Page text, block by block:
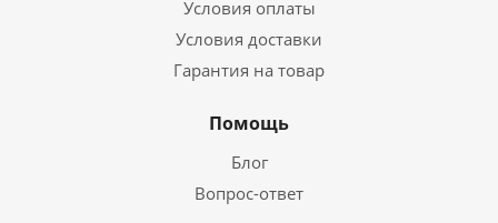
Условия оплаты
Условия доставки
Гарантия на товар
Помощь
Блог
Вопрос-ответ